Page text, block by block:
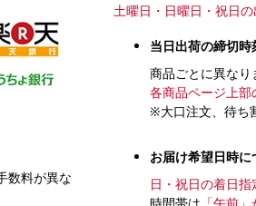
数料が異な
土曜日・日曜日・祝日
当日出荷の締切時
商品ごとに異なり
各商品ページ上
※大口注文、待ち
お届け希望日時に
日・祝日の着日指